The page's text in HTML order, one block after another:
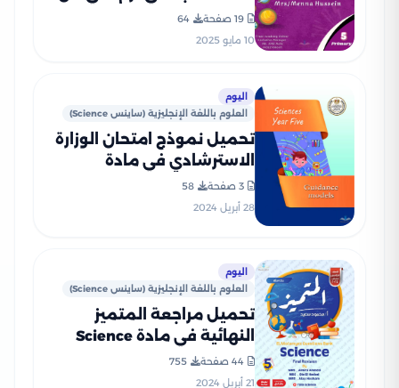
سلسلة النخبة بصيغة PDF
19 صفحة
64
10 مايو 2025
اليوم
العلوم باللغة الإنجليزية (ساينس Science)
تحميل نموذج امتحان الوزارة
الاسترشادي في مادة
الخامس الابتدائي الترم الثاني
3 صفحة
58
28 أبريل 2024
اليوم
العلوم باللغة الإنجليزية (ساينس Science)
تحميل مراجعة المتميز
النهائية في مادة Science
الصف الخامس الابتدائي ترم
ثاني (بنك أسئلة شامل)
44 صفحة
755
21 أبريل 2024